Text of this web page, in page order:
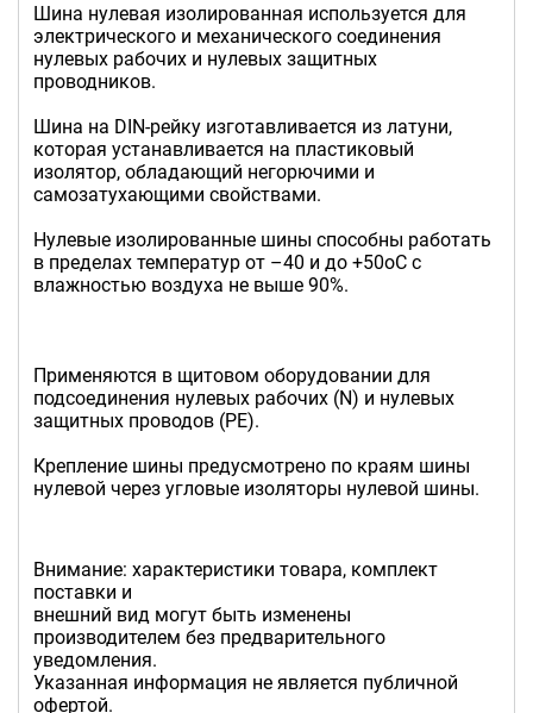
Шина нулевая изолированная используется для
электрического и механического соединения
нулевых рабочих и нулевых защитных
проводников.
Шина на DIN-рейку изготавливается из латуни,
которая устанавливается на пластиковый
изолятор, обладающий негорючими и
самозатухающими свойствами.
Нулевые изолированные шины способны работать
в пределах температур от –40 и до +50оС с
влажностью воздуха не выше 90%.
Применяются в щитовом оборудовании для
подсоединения нулевых рабочих (N) и нулевых
защитных проводов (PE).
Крепление шины предусмотрено по краям шины
нулевой через угловые изоляторы нулевой шины.
Внимание: характеристики товара, комплект
поставки и
внешний вид могут быть изменены
производителем без предварительного
уведомления.
Указанная информация не является публичной
офертой.